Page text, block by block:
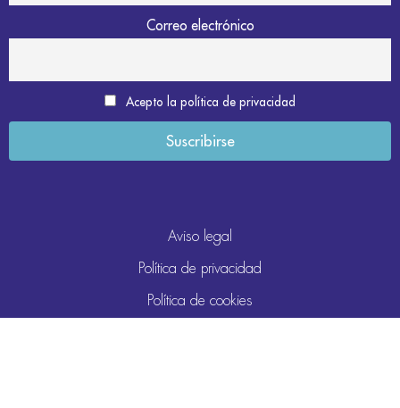
Correo electrónico
Acepto la política de privacidad
Aviso legal
Política de privacidad
Política de cookies